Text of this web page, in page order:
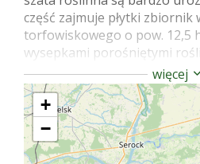
część zajmuje płytki zbiornik
torfowiskowego o pow. 12,5
wysepkami porośniętymi
powierzchni wody występują
białe, żabieniec babka
trzcina pospolita, kosaciec
rzepicha ziemnowodna.
większości porośnięty jest
wilgotnego i świeżego z
więcej
+
−